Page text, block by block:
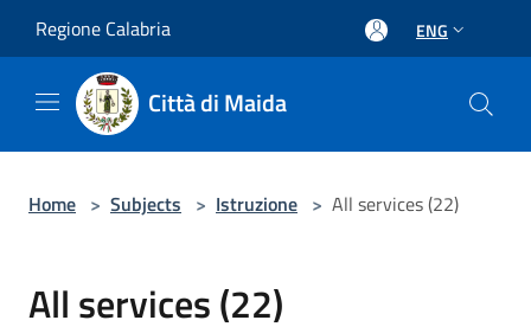
Regione Calabria ENG
Città di Maida
Home > Subjects > Istruzione > All services (22)
All services (22)